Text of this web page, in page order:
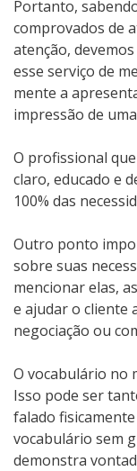
Portanto,
comprovados de
atenção,
esse serviço de
mente a
impressão de
O profissional
claro, educado e
100% das
Outro ponto
sobre suas
mencionar elas,
e ajudar o cliente
negociação ou
O vocabulário no
Isso pode ser
falado
vocabulário sem
demonstra